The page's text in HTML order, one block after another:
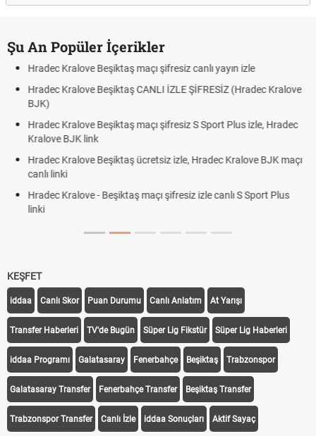
Şu An Popüler İçerikler
maçı şifresiz canlı yayın izle
CANLI İZLE ŞİFRESİZ (Hradec Kralove
maçı şifresiz S Sport Plus izle, Hradec
ücretsiz izle, Hradec Kralove BJK maçı
maçı şifresiz izle canlı S Sport Plus
Hradec Kralove -
Hradec Kralove
Trivela Nedir? Trivela
Plonjon Nedir?
KEŞFET
iddaa Canlı Skor Puan Durumu Canlı Anlatım At Yarışı
Transfer Haberleri TV'de Bugün Süper Lig Fikstür Süper Lig Haberleri
iddaa Programı Galatasaray Fenerbahçe Beşiktaş Trabzonspor
Galatasaray Transfer Fenerbahçe Transfer Beşiktaş Transfer
Trabzonspor Transfer Canlı İzle iddaa Sonuçları Aktif Sayaç